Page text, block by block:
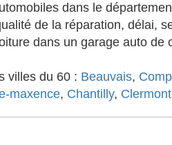
dans le
de la réparation, délai,
dans un garage auto de
villes du 60 : Beauvais,
maxence, Chantilly, Clermont